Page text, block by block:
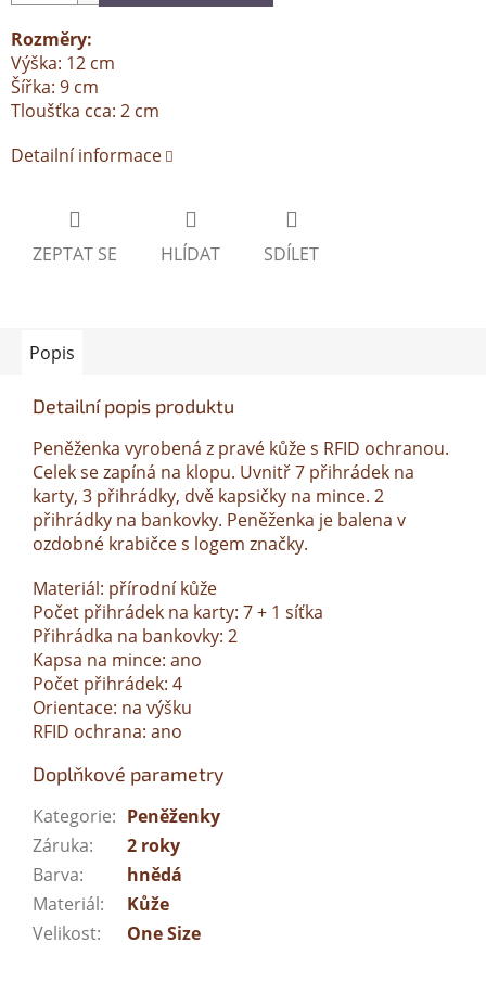
Rozměry:
Výška: 12 cm
Šířka: 9 cm
Tloušťka cca: 2 cm
Detailní informace
ZEPTAT SE HLÍDAT SDÍLET
Popis
Detailní popis produktu
Peněženka vyrobená z pravé kůže s RFID ochranou.
Celek se zapíná na klopu. Uvnitř 7 přihrádek na
karty, 3 přihrádky, dvě kapsičky na mince. 2
přihrádky na bankovky. Peněženka je balena v
ozdobné krabičce s logem značky.
Materiál: přírodní kůže
Počet přihrádek na karty: 7 + 1 síťka
Přihrádka na bankovky: 2
Kapsa na mince: ano
Počet přihrádek: 4
Orientace: na výšku
RFID ochrana: ano
Doplňkové parametry
Kategorie: Peněženky
Záruka:
2 roky
Barva:
hnědá
Materiál:
Kůže
Velikost: One Size